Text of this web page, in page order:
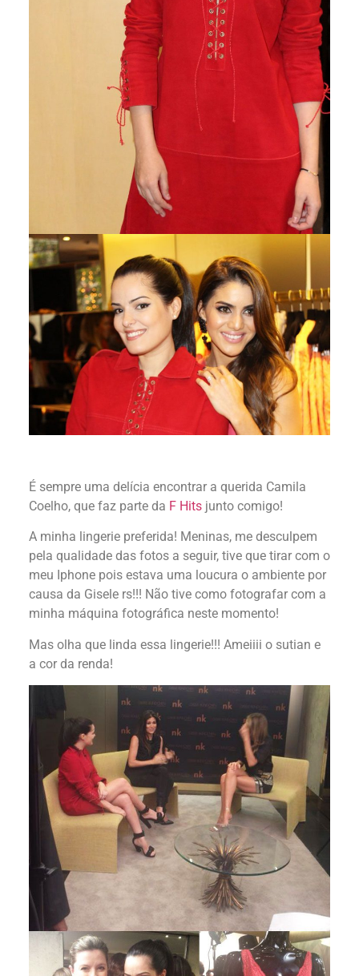
É sempre uma delícia encontrar a querida Camila
Coelho, que faz parte da F Hits junto comigo!
A minha lingerie preferida! Meninas, me desculpem
pela qualidade das fotos a seguir, tive que tirar com o
meu Iphone pois estava uma loucura o ambiente por
causa da Gisele rs!!! Não tive como fotografar com a
minha máquina fotográfica neste momento!
Mas olha que linda essa lingerie!!! Ameiiii o sutian e
a cor da renda!